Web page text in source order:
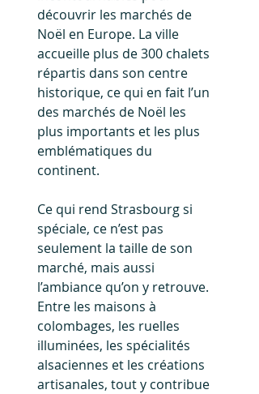
découvrir les marchés de
Noël en Europe. La ville
accueille plus de 300 chalets
répartis dans son centre
historique, ce qui en fait l’un
des marchés de Noël les
plus importants et les plus
emblématiques du
continent.
Ce qui rend Strasbourg si
spéciale, ce n’est pas
seulement la taille de son
marché, mais aussi
l’ambiance qu’on y retrouve.
Entre les maisons à
colombages, les ruelles
illuminées, les spécialités
alsaciennes et les créations
artisanales, tout y contribue